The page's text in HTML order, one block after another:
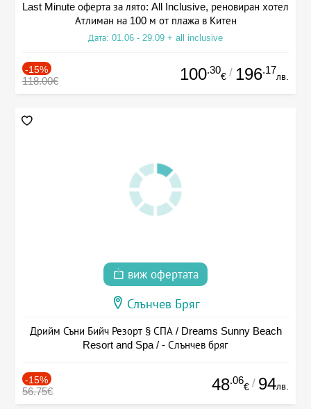
Last Minute оферта за лято: All Inclusive, реновиран хотел
Атлиман на 100 м от плажа в Китен
Дата: 01.06 - 29.09 + all inclusive
-15%
118.00€ 100.30
€ / 196.17
лв.
виж офертата
Слънчев Бряг
Дрийм Съни Бийч Резорт § СПА / Dreams Sunny Beach
Resort and Spa / - Слънчев бряг
-15%
56.75€ 48.06
€ / 94лв.